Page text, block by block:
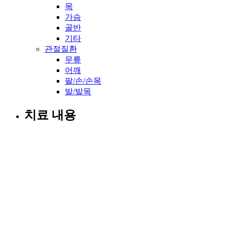
목
가슴
골반
기타
관절질환
무릎
어깨
팔/손/손목
발/발목
치료 내용